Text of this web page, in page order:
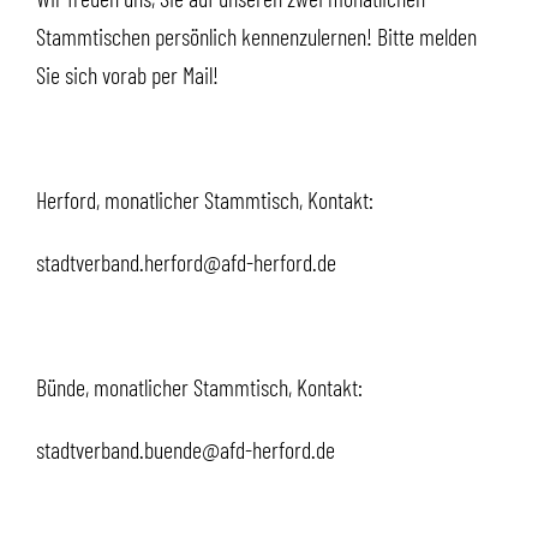
Stammtischen persönlich kennenzulernen! Bitte melden
Sie sich vorab per Mail!
Herford, monatlicher Stammtisch, Kontakt:
stadtverband.herford@afd-herford.de
Bünde, monatlicher Stammtisch, Kontakt:
stadtverband.buende@afd-herford.de